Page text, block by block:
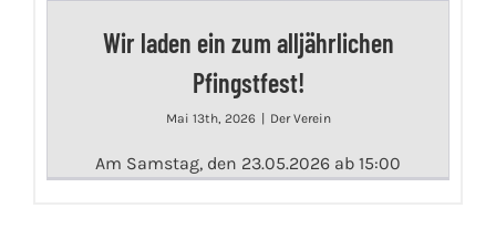
Wir laden ein zum alljährlichen
Pfingstfest!
Mai 13th, 2026 Der Verein
Am Samstag, den 23.05.2026 ab 15:00